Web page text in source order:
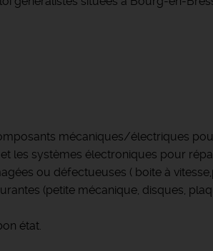
mécaniques/électriques
les systèmes électroniques pour
ou défectueuses ( boite à
(petite mécanique, disques,
état.